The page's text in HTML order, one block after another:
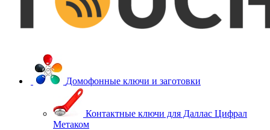
Домофонные ключи и заготовки
Контактные ключи для Даллас Цифрал
Метаком